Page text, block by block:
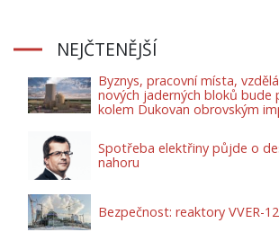
NEJČTENĚJŠÍ
Byznys, pracovní místa,
nových jaderných bloků bude
kolem Dukovan obrovským
Spotřeba elektřiny půjde o
nahoru
Bezpečnost: reaktory VVER-